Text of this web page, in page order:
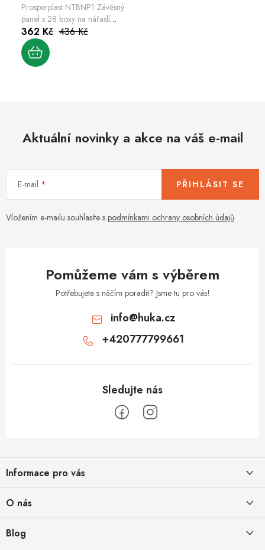
Prosperplast NTBNP1 Závěsný
panel s 28 boxy na nářadí
ORDERLINE 800x195x400
červený
362 Kč 436 Kč
Aktuální novinky a akce na váš e-mail
E-mail
Vložením e-mailu souhlasíte s podmínkami ochrany osobních údajů
PŘIHLÁSIT SE
Pomůžeme vám s výběrem
Potřebujete s něčím poradit? Jsme tu pro vás!
info@huka.cz
+420777799661
pInformace pro vás
Podmínky ochrany osobních údajů
O nás
Blog